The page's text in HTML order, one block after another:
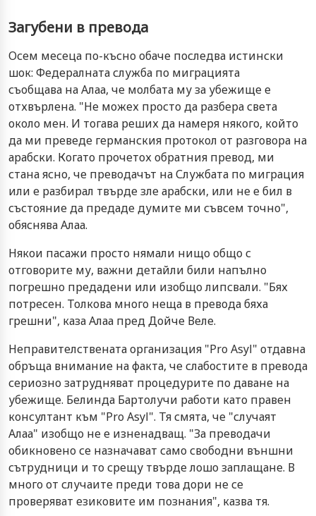
Загубени в превода
Осем месеца по-късно обаче последва истински
шок: Федералната служба по миграцията
съобщава на Алаа, че молбата му за убежище е
отхвърлена. "Не можех просто да разбера света
около мен. И тогава реших да намеря някого, който
да ми преведе германския протокол от разговора на
арабски. Когато прочетох обратния превод, ми
стана ясно, че преводачът на Службата по миграция
или е разбирал твърде зле арабски, или не е бил в
състояние да предаде думите ми съвсем точно",
обяснява Алаа.
Някои пасажи просто нямали нищо общо с
отговорите му, важни детайли били напълно
погрешно предадени или изобщо липсвали. "Бях
потресен. Толкова много неща в превода бяха
грешни", каза Алаа пред Дойче Веле.
Неправителствената организация "Pro Asyl" отдавна
обръща внимание на факта, че слабостите в превода
сериозно затрудняват процедурите по даване на
убежище. Белинда Бартолучи работи като правен
консултант към "Pro Asyl". Тя смята, че "случаят
Алаа" изобщо не е изненадващ. "За преводачи
обикновено се назначават само свободни външни
сътрудници и то срещу твърде лошо заплащане. В
много от случаите преди това дори не се
проверяват езиковите им познания", казва тя.